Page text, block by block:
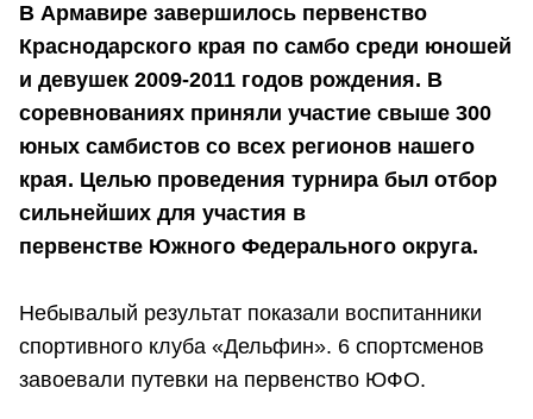
В Армавире завершилось первенство
Краснодарского края по самбо среди юношей
и девушек 2009-2011 годов рождения. В
соревнованиях приняли участие свыше 300
юных самбистов со всех регионов нашего
края. Целью проведения турнира был отбор
сильнейших для участия в
первенстве Южного Федерального округа.
Небывалый результат показали воспитанники
спортивного клуба «Дельфин». 6 спортсменов
завоевали путевки на первенство ЮФО.